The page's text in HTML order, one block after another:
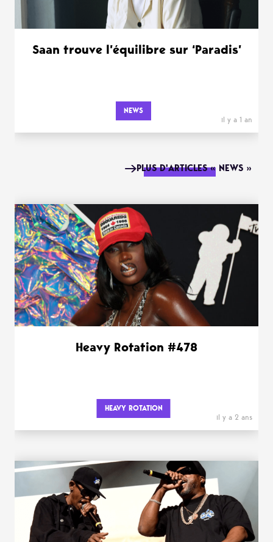
Saan trouve l’équilibre sur ‘Paradis’
NEWS
il y a 1 an
PLUS D'ARTICLES « NEWS »
Heavy Rotation #478
HEAVY ROTATION
il y a 2 ans